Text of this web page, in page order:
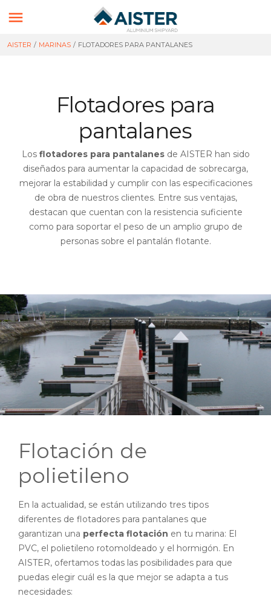

AISTER / MARINAS / FLOTADORES PARA PANTALANES
Flotadores para
pantalanes
Los flotadores para pantalanesde AISTER han sido
diseñados para aumentar la capacidad de sobrecarga,
mejorar la estabilidad y cumplir con las especificaciones
de obra de nuestros clientes. Entre sus ventajas,
destacan que cuentan con la resistencia suficiente
como para soportar el peso de un amplio grupo de
personas sobre el pantalán flotante.
Flotación de
polietileno
En la actualidad, se están utilizando tres tipos
diferentes de flotadores para pantalanes que
garantizan una perfecta flotación en tu marina: El
PVC, el polietileno rotomoldeado y el hormigón. En
AISTER, ofertamos todas las posibilidades para que
puedas elegir cuál es la que mejor se adapta a tus
necesidades: